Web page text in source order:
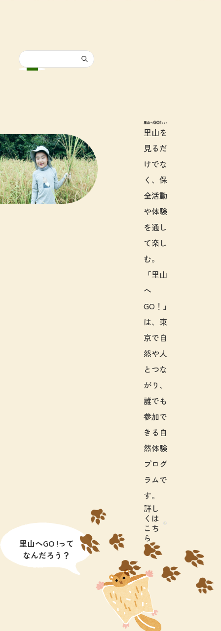
里山へGO!と
里山を
見るだ
けでな
く、保
全活動
や体験
を通し
て楽し
む。
「里山
へ
GO！」
は、東
京で自
然や人
とつな
がり、
誰でも
参加で
きる自
然体験
プログ
ラムで
す。
詳し
くは
こち
ら
里山へGO !って
なんだろう？